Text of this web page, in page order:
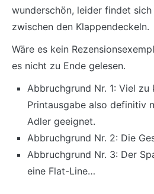
wunderschön, leider findet
zwischen den Klappendeckeln.
Wäre es kein
es nicht zu Ende gelesen.
Abbruchgrund Nr. 1: Viel
Printausgabe also definitiv
Adler geeignet.
Abbruchgrund Nr. 2: Die
Abbruchgrund Nr. 3: Der
eine Flat-Line…